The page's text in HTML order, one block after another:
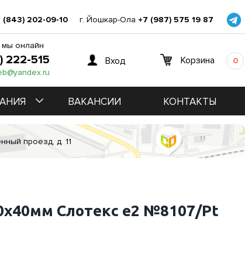
(843) 202-09-10 г. Йошкар-Ола +7 (987) 575 19 87
мы онлайн
222-515 Вход Корзина 0
ВАКАНСИИ КОНТАКТЫ
проезд, д. 11
Слотекс е2 №8107/Pt